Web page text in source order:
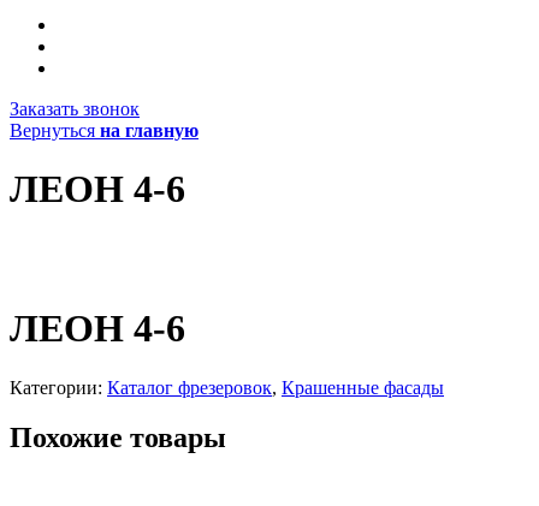
Заказать звонок
Вернуться на главную
ЛЕОН 4-6
ЛЕОН 4-6
Категории: Каталог фрезеровок, Крашенные фасады
Похожие товары